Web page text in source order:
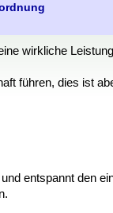
wirkliche
führen, dies ist
entspannt den